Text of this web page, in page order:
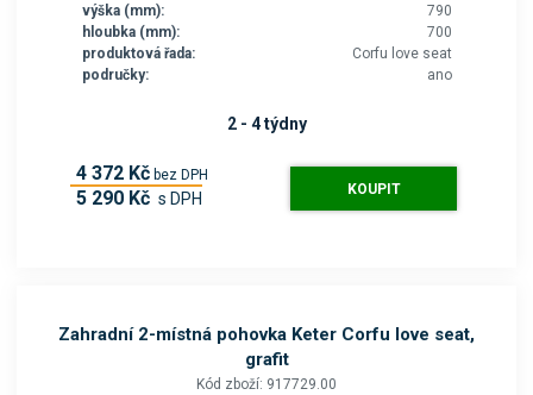
výška (mm):
790
hloubka (mm):
700
produktová řada:
Corfu love seat
područky:
ano
2 - 4 týdny
4 372 Kč bez DPH
5 290 Kč s DPH KOUPIT
Zahradní 2-místná pohovka Keter Corfu love seat,
grafit
Kód zboží: 917729.00